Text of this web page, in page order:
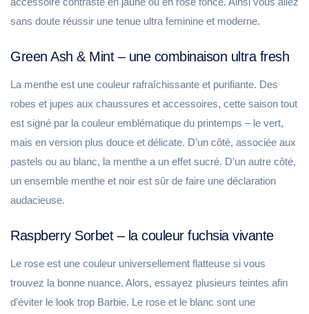
sans doute réussir une tenue ultra feminine et moderne.
Green Ash & Mint – une combinaison ultra fresh
La menthe est une couleur rafraîchissante et purifiante. Des
robes et jupes aux chaussures et accessoires, cette saison tout
est signé par la couleur emblématique du printemps – le vert,
mais en version plus douce et délicate. D’un côté, associée aux
pastels ou au blanc, la menthe a un effet sucré. D’un autre côté,
un ensemble menthe et noir est sûr de faire une déclaration
audacieuse.
Raspberry Sorbet – la couleur fuchsia vivante
Le rose est une couleur universellement flatteuse si vous
trouvez la bonne nuance. Alors, essayez plusieurs teintes afin
d’éviter le look trop Barbie. Le rose et le blanc sont une